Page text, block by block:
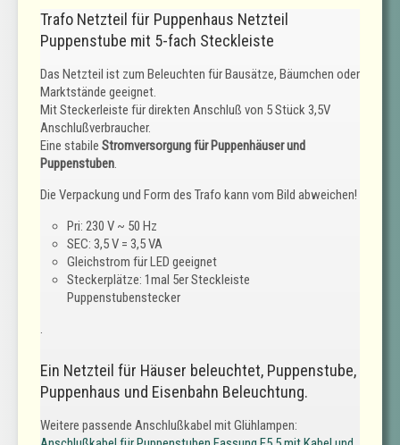
Trafo Netzteil für Puppenhaus Netzteil
Puppenstube mit 5-fach Steckleiste
Das Netzteil ist zum Beleuchten für Bausätze, Bäumchen oder
Marktstände geeignet.
Mit Steckerleiste für direkten Anschluß von 5 Stück 3,5V
Anschlußverbraucher.
Eine stabile Stromversorgung für Puppenhäuser und
Puppenstuben
Die Verpackung und Form des Trafo kann vom Bild abweichen!
Pri: 230 V ~ 50 Hz
SEC: 3,5 V = 3,5 VA
Gleichstrom für LED geeignet
Steckerplätze: 1mal 5er Steckleiste
Puppenstubenstecker
Ein Netzteil für Häuser beleuchtet, Puppenstube,
Puppenhaus und Eisenbahn Beleuchtung.
Weitere passende Anschlußkabel mit Glühlampen: